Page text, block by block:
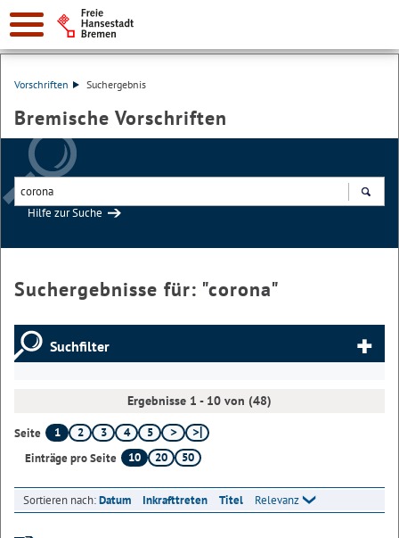
Vorschriften Suchergebnis
Bremische Vorschriften
Hilfe zur Suche
Suchergebnisse für: "corona"
Suchfilter
Ergebnisse 1 - 10 von (48)
Seite 1 2 3 4
5
Einträge pro Seite
10 20 50
Sortieren nach:Datum Inkrafttreten Titel Relevanz